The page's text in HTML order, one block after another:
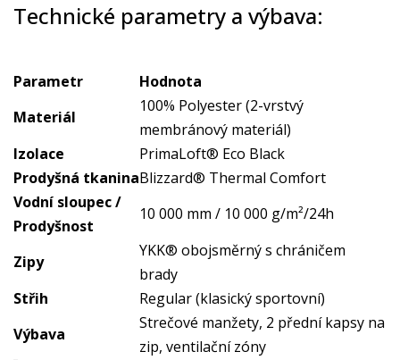
Technické parametry a výbava:
Parametr
Hodnota
Materiál
100% Polyester (2-vrstvý
membránový materiál)
Izolace
PrimaLoft® Eco Black
Prodyšná tkaninaBlizzard® Thermal Comfort
Vodní sloupec /
Prodyšnost
10 000 mm / 10 000 g/m²/24h
Zipy
YKK® obojsměrný s chráničem
brady
Střih
Regular (klasický sportovní)
Výbava
Strečové manžety, 2 přední kapsy na
zip, ventilační zóny